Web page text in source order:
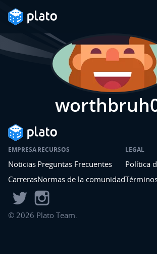
EMPRESA
Noticias
Carreras
RECURSOS
Preguntas Frecuentes
Normas de la comunidad
LEGAL
Política
© 2026 Plato Team.